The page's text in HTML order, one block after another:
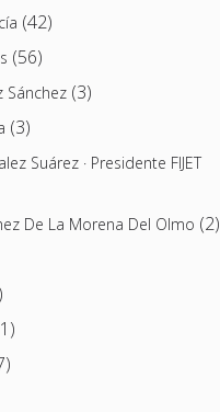
(42)
(56)
Sánchez(3)
(3)
Suárez · Presidente FIJET
De La Morena Del Olmo (2)